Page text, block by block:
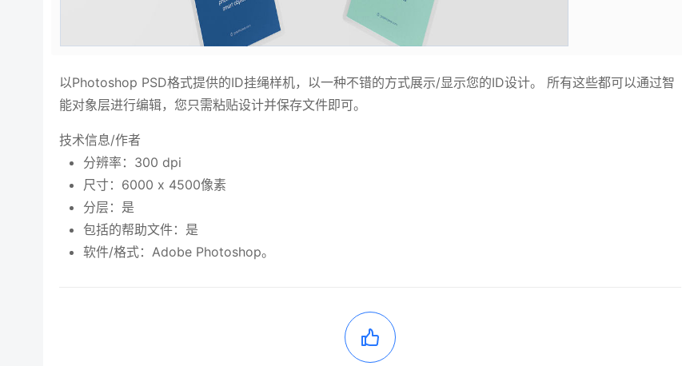
以Photoshop PSD格式提供的ID挂绳样机，以一种不错的方式展示/显示您的ID设计。 所有这些都可以通过智
能对象层进行编辑，您只需粘贴设计并保存文件即可。
技术信息/作者
分辨率：300 dpi
尺寸：6000 x 4500像素
分层：是
包括的帮助文件：是
软件/格式：Adobe Photoshop。